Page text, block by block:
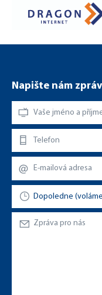
Napište nám